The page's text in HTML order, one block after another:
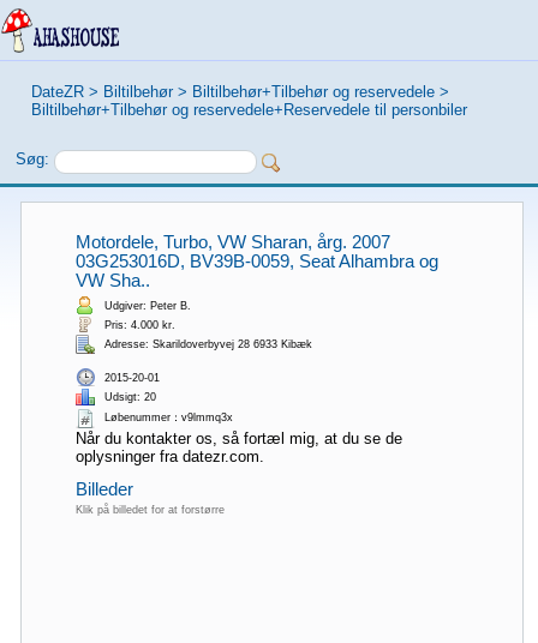
DateZR > Biltilbehør > Biltilbehør+Tilbehør og reservedele >
Biltilbehør+Tilbehør og reservedele+Reservedele til personbiler
Søg:
Motordele, Turbo, VW Sharan, årg. 2007
03G253016D, BV39B-0059, Seat Alhambra og
VW Sha..
Udgiver: Peter B.
Pris: 4.000 kr.
Adresse: Skarildoverbyvej 28 6933 Kibæk
2015-20-01
Udsigt: 20
Løbenummer：v9lmmq3x
Når du kontakter os, så fortæl mig, at du se de
oplysninger fra datezr.com.
Billeder
Klik på billedet for at forstørre